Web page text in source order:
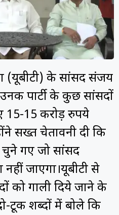
(यूबीटी) के सांसद संजय
पार्टी के कुछ सांसदों
15-15 करोड़ रुपये
सख्त चेतावनी दी कि
चुने गए जो सांसद
जाएगा।यूबीटी से
को गाली दिये जाने के
टूक शब्दों में बोले कि